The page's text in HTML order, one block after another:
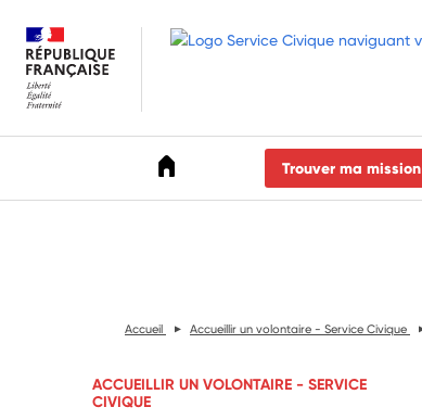
Trouver ma mission
Accueil Accueillir un volontaire - Service Civique
ACCUEILLIR UN VOLONTAIRE - SERVICE
CIVIQUE